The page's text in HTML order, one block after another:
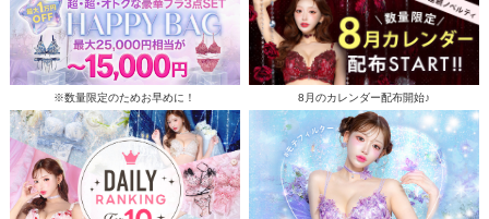
※数量限定のためお早めに！ 8月のカレンダー配布開始♪